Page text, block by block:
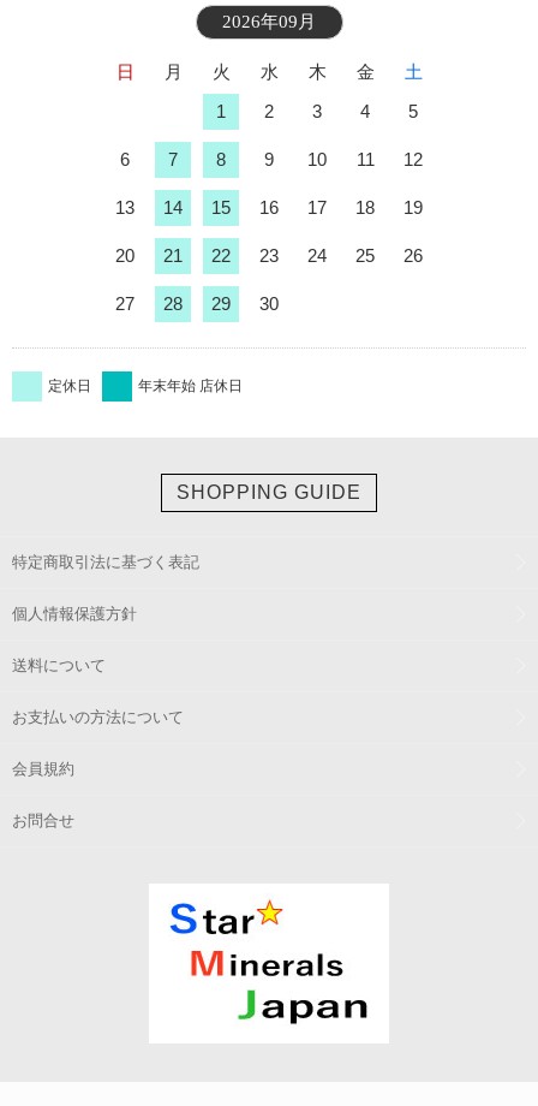
2026年09月
日 月 火 水 木 金
土
1
2 3 4 5
6 7 8 9 10 11 12
13 14 15 16 17 18 19
20 21 22 23 24 25 26
27 28 29 30
定休日 年末年始 店休日
SHOPPING GUIDE
特定商取引法に基づく表記
個人情報保護方針
送料について
お支払いの方法について
会員規約
お問合せ